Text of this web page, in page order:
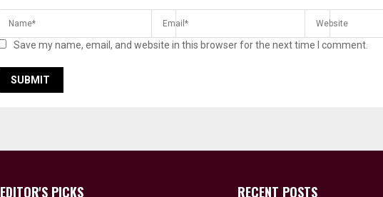
Save my name, email, and website in this browser for the next time I comment.
EDITOR'S PICKS RECENT POSTS